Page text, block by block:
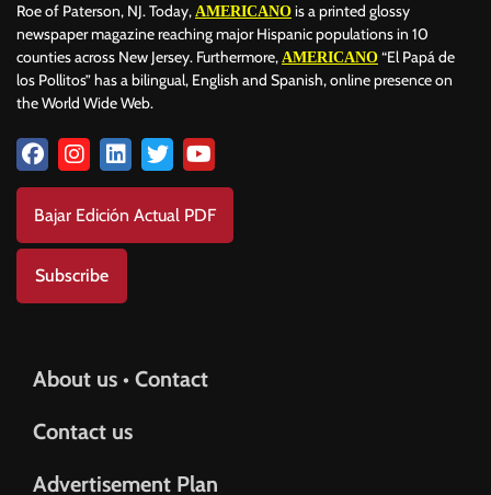
Roe of Paterson, NJ. Today, AMERICANO is a printed glossy
newspaper magazine reaching major Hispanic populations in 10
counties across New Jersey. Furthermore, AMERICANO “El Papá de
los Pollitos” has a bilingual, English and Spanish, online presence on
the World Wide Web.
Bajar Edición Actual PDF
Subscribe
About us • Contact
Contact us
Advertisement Plan